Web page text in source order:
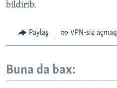
bildirib.
Paylaş VPN-siz açmaq
Buna da bax: